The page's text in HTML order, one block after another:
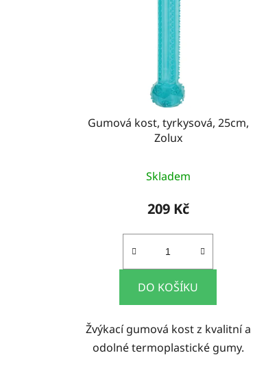
Gumová kost, tyrkysová, 25cm,
Zolux
Skladem
209 Kč
DO KOŠÍKU
Žvýkací gumová kost z kvalitní a
odolné termoplastické gumy.